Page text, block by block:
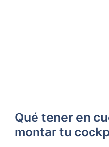
Qué tener en
montar tu